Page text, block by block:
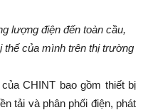
lượng điện đến toàn cầu,
của mình trên thị trường
CHINT bao gồm thiết bị
tải và phân phối điện, phát